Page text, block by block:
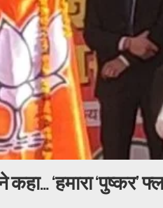
कहा… ‘हमारा ‘पुष्कर’